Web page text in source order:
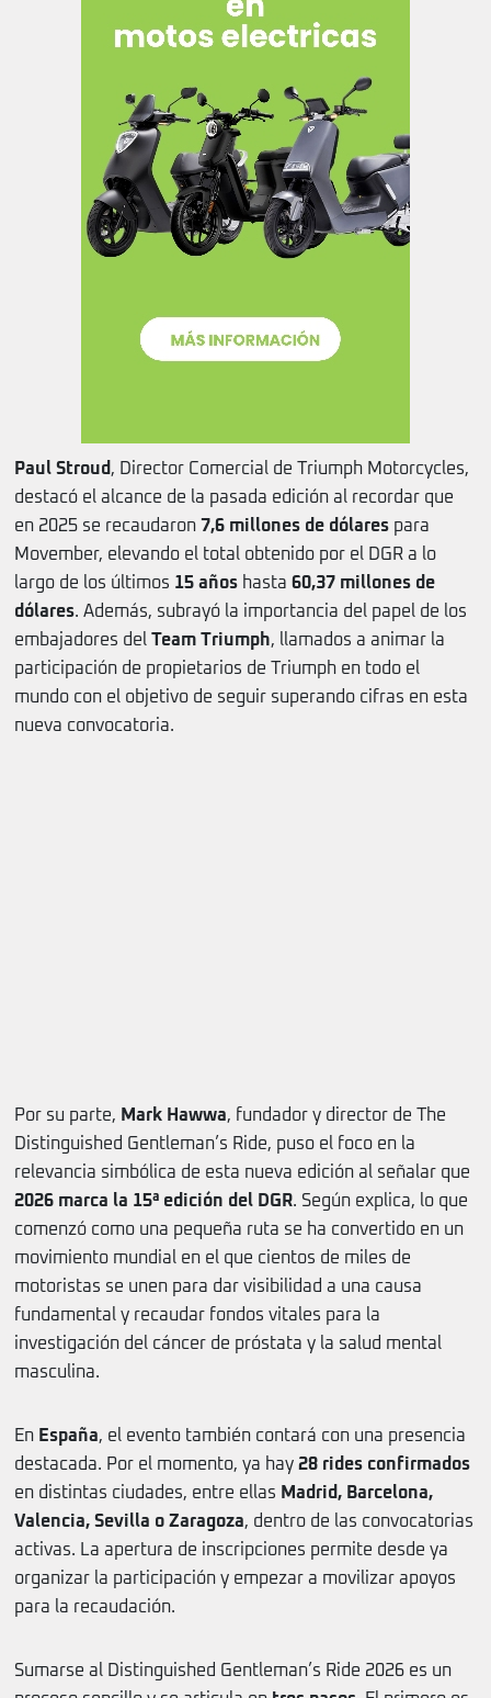
Paul Stroud , Director Comercial de Triumph Motorcycles,
destacó el alcance de la pasada edición al recordar que
en 2025 se recaudaron 7,6 millones de dólares para
Movember, elevando el total obtenido por el DGR a lo
largo de los últimos 15 años hasta 60,37 millones de
dólares. Además, subrayó la importancia del papel de los
embajadores del Team Triumph, llamados a animar la
participación de propietarios de Triumph en todo el
mundo con el objetivo de seguir superando cifras en esta
nueva convocatoria.
Por su parte, Mark Hawwa, fundador y director de The
Distinguished Gentleman’s Ride, puso el foco en la
relevancia simbólica de esta nueva edición al señalar que
2026 marca la 15ª edición del DGR. Según explica, lo que
comenzó como una pequeña ruta se ha convertido en un
movimiento mundial en el que cientos de miles de
motoristas se unen para dar visibilidad a una causa
fundamental y recaudar fondos vitales para la
investigación del cáncer de próstata y la salud mental
masculina.
En España, el evento también contará con una presencia
destacada. Por el momento, ya hay 28 rides confirmados
en distintas ciudades, entre ellas Madrid, Barcelona,
Valencia, Sevilla o Zaragoza, dentro de las convocatorias
activas. La apertura de inscripciones permite desde ya
organizar la participación y empezar a movilizar apoyos
para la recaudación.
Sumarse al Distinguished Gentleman’s Ride 2026 es un